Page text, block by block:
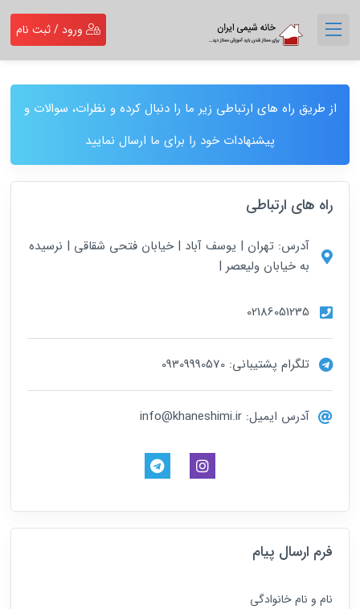
ورود / ثبت نام
از طریق راه های ارتباطی زیر ما را دنبال کرده و نظرات، سوالات و
پیشنهادات خود را برای ما ارسال نمایید
راه های ارتباطی
آدرس: تهران | یوسف آباد | خیابان فتحی شقاقی | نرسیده
به خیابان ولیعصر |
02186051235
تلگرام پشتیبانی: 09309990570
آدرس ایمیل: info@khaneshimi.ir
فرم ارسال پیام
نام و نام خانوادگی